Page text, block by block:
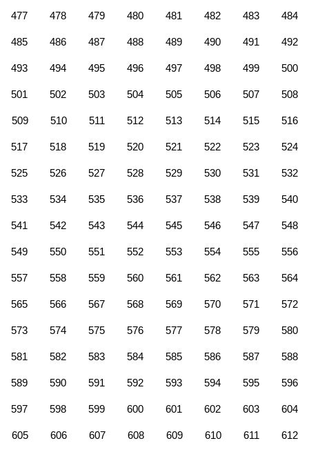
477 478 479 480 481 482 483 484
485 486 487 488 489 490 491 492
493 494 495 496 497 498 499 500
501 502 503 504 505 506 507 508
509 510 511 512 513 514 515 516
517 518 519 520 521 522 523 524
525 526 527 528 529 530 531 532
533 534 535 536 537 538 539 540
541 542 543 544 545 546 547 548
549 550 551 552 553 554 555 556
557 558 559 560 561 562 563 564
565 566 567 568 569 570 571 572
573 574 575 576 577 578 579 580
581 582 583 584 585 586 587 588
589 590 591 592 593 594 595 596
597 598 599 600 601 602 603 604
605 606 607 608 609 610 611 612